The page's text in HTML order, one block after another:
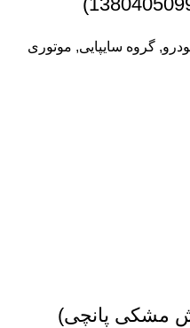
, گروه سایپایی, موتوری
مشکی پانچی)